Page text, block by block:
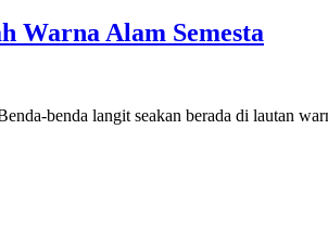
Warna Alam Semesta
benda langit seakan berada di lautan